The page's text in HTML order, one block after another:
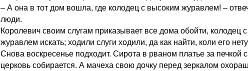
– А она в тот дом вошла, где колодец с высоким журавлем! –
люди.
Королевич своим слугам приказывает все дома обойти, колодец с
журавлем искать; ходили слуги ходили, да как найти, коли его
Снова воскресенье подходит. Сирота в рваном платье за печкой
церковь собирается. А мачеха свою дочку перед зеркалом